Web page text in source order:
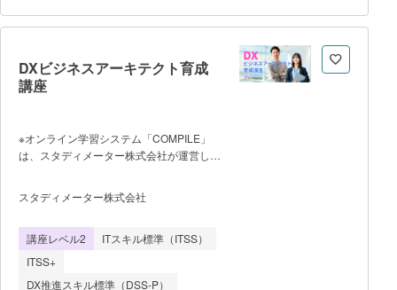
るプロフェッショナル人材を輩出しま
オンライン動画学習および実践課題の提出
（自走型） ・最低催行人数：1名から
受講可能 ・定員上限：30名/月（※受講
（カリキュラム） ・導入編：Cursorと
Claude Codeの連携、Dockerを用いたAI
策定。 ・初級編：タスク管理アプリを
プ作成、Spring BootとReactでの基本実
装、Terrafo
DXビジネスアーキテクト育成
講座
※オンライン学習システム「COMPILE」
は、スタディメーター株式会社が運営して
（DSS）」で定義される人材類型の一つで
ある「ビジネスアーキテクト」の要件を網
らデジタル技術の基礎的な知識、施策立
案、生成AI時代の思考法まで、DXを推進
スタディメーター株式会社
講座レベル2
ITスキル標準（ITSS）
ITSS+
DX推進スキル標準（DSS-P）